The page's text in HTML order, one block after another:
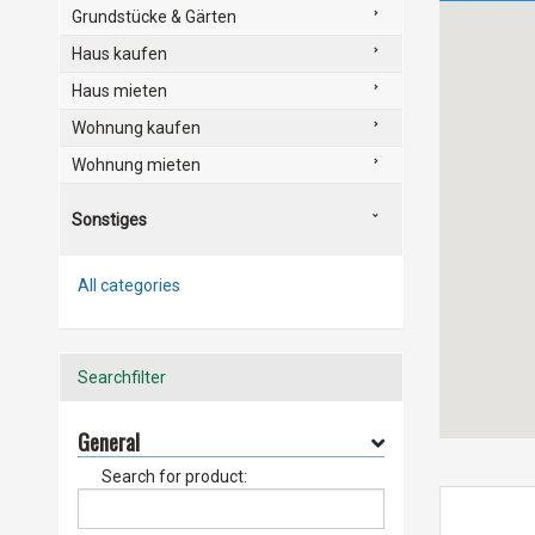
Grundstücke & Gärten
Haus kaufen
Haus mieten
Wohnung kaufen
Wohnung mieten
Sonstiges
All categories
Searchfilter
General
Search for product: